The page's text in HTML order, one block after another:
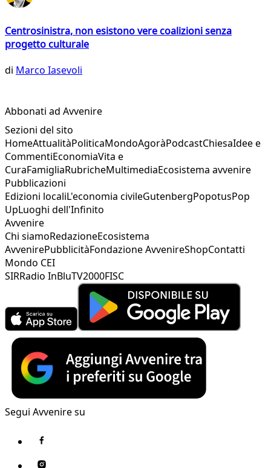
Centrosinistra, non esistono vere coalizioni senza
progetto culturale
di Marco Iasevoli
Abbonati ad Avvenire
Sezioni del sito
HomeAttualitàPoliticaMondoAgoràPodcastChiesaIdee e
CommentiEconomiaVita e
CuraFamigliaRubricheMultimediaEcosistema avvenire
Pubblicazioni
Edizioni localiL'economia civileGutenbergPopotusPop
UpLuoghi dell'Infinito
Avvenire
Chi siamoRedazioneEcosistema
AvvenirePubblicitàFondazione AvvenireShopContatti
Mondo CEI
SIRRadio InBluTV2000FISC
Segui Avvenire su